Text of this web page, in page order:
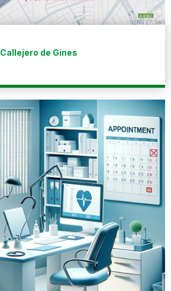
Callejero de Gines